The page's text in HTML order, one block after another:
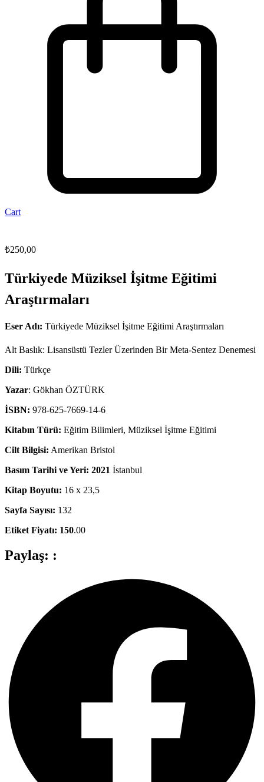
Cart
₺250,00
Türkiyede Müziksel İşitme Eğitimi
Araştırmaları
Eser Adı: Türkiyede Müziksel İşitme Eğitimi Araştırmaları
Alt Baslık: Lisansüstü Tezler Üzerinden Bir Meta-Sentez Denemesi
Dili: Türkçe
Yazar: Gökhan ÖZTÜRK
İSBN: 978-625-7669-14-6
Kitabın Türü: Eğitim Bilimleri, Müziksel İşitme Eğitimi
Cilt Bilgisi: Amerikan Bristol
Basım Tarihi ve Yeri: 2021 İstanbul
Kitap Boyutu: 16 x 23,5
Sayfa Sayısı: 132
Etiket Fiyatı: 150.00
Paylaş: :